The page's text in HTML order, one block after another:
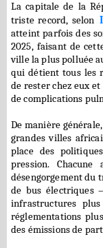
La capitale de la
triste record, selon
atteint parfois des
2025, faisant de
ville la plus polluée
qui détient tous les
de rester chez eux
de complications
De manière
grandes villes
place des
pression.
désengorgement du
de bus électriques
infrastructures plus
réglementations
des émissions de